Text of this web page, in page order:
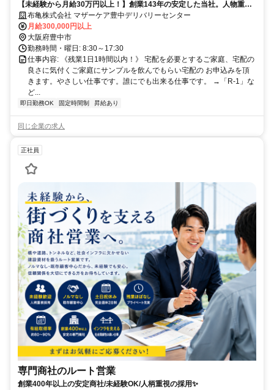
【未経験から月給30万円以上！】創業143年の安定した当社。人物重
視・年齢学歴不問です！
布亀株式会社 マザーケア豊中デリバリーセンター
月給300,000円以上
大阪府豊中市
勤務時間・曜日: 8:30～17:30
仕事内容: 《残業1日1時間以内！》 宅配を必要とするご家庭、宅配の
良さに気付くご家庭にサンプルを飲んでもらい宅配の お申込みを頂
きます。やさしい仕事です。誰にでも出来る仕事です。 →「R-1」な
ど...
即日勤務OK 固定時間制 昇給あり
同じ企業の求人
正社員
専門商社のルート営業
創業400年以上の安定商社/未経験OK/人柄重視の採用✨